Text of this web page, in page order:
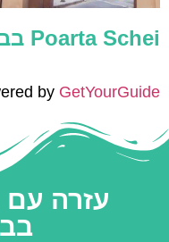
Poarta Schei בבראשוב – שער סקֶיי
by GetYourGuide
עזרה עם